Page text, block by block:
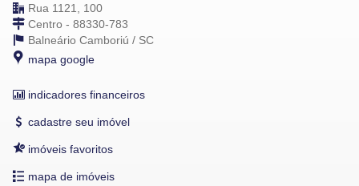
Rua 1121, 100
Centro - 88330-783
Balneário Camboriú / SC
mapa google
indicadores financeiros
cadastre seu imóvel
imóveis favoritos
mapa de imóveis